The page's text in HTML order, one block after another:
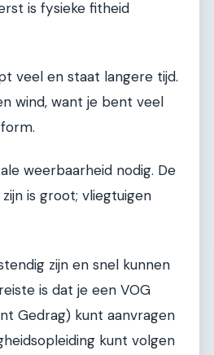
is fysieke fitheid
veel en staat langere tijd.
wind, want je bent veel
weerbaarheid nodig. De
is groot; vliegtuigen
zijn en snel kunnen
is dat je een VOG
Gedrag) kunt aanvragen
kunt volgen